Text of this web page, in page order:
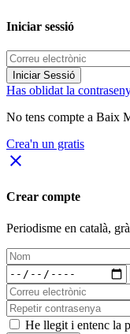
Iniciar sessió
Iniciar Sessió
Has oblidat la
No tens compte a Baix
Crea'n un gratis
close
Crear compte
Periodisme en català,
He llegit i entenc la